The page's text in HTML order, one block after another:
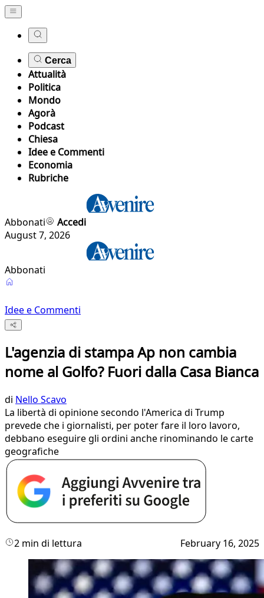
Cerca
Attualità
Politica
Mondo
Agorà
Podcast
Chiesa
Idee e Commenti
Economia
Rubriche
Abbonati
Accedi
August 7, 2026
Abbonati
Idee e Commenti
L'agenzia di stampa Ap non cambia
nome al Golfo? Fuori dalla Casa Bianca
di Nello Scavo
La libertà di opinione secondo l'America di Trump
prevede che i giornalisti, per poter fare il loro lavoro,
debbano eseguire gli ordini anche rinominando le carte
geografiche
2 min di lettura February 16, 2025